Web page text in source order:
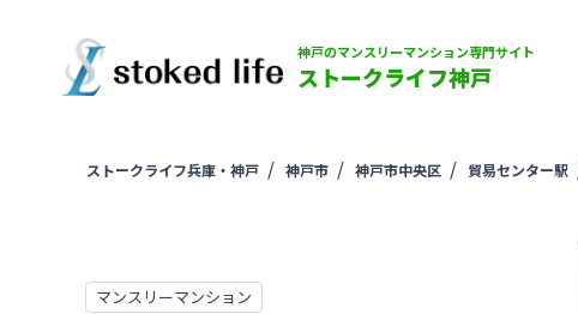
神戸のマンスリーマンション専門サイト
ストークライフ神戸
ストークライフ兵庫・神戸 神戸市 神戸市中央区 貿易センター駅
マンスリーマンション